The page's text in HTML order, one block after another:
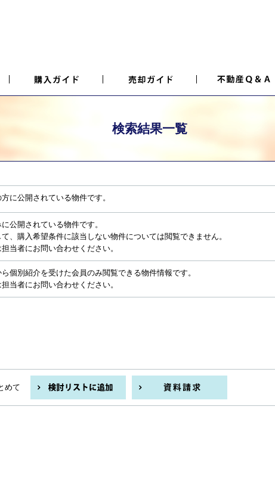
検索結果一覧
に公開されている物件です。
公開されている物件です。
、購入希望条件に該当しない物件については閲覧できません。
当者にお問い合わせください。
個別紹介を受けた会員のみ閲覧できる物件情報です。
当者にお問い合わせください。
めて